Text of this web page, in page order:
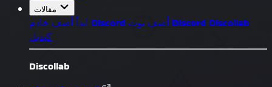
ابدأ أضف خادم Discord أضف بوت Discord Discollab
كبديل
Discollab